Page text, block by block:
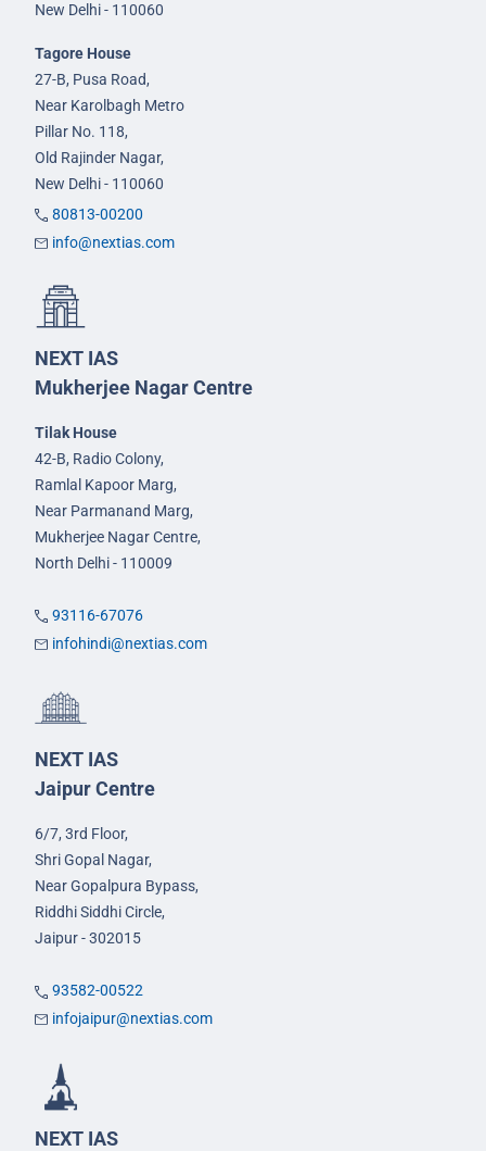
New Delhi - 110060
Tagore House
27-B, Pusa Road,
Near Karolbagh Metro
Pillar No. 118,
Old Rajinder Nagar,
New Delhi - 110060
80813-00200
info@nextias.com
NEXT IAS
Mukherjee Nagar Centre
Tilak House
42-B, Radio Colony,
Ramlal Kapoor Marg,
Near Parmanand Marg,
Mukherjee Nagar Centre,
North Delhi - 110009
93116-67076
infohindi@nextias.com
NEXT IAS
Jaipur Centre
6/7, 3rd Floor,
Shri Gopal Nagar,
Near Gopalpura Bypass,
Riddhi Siddhi Circle,
Jaipur - 302015
93582-00522
infojaipur@nextias.com
NEXT IAS